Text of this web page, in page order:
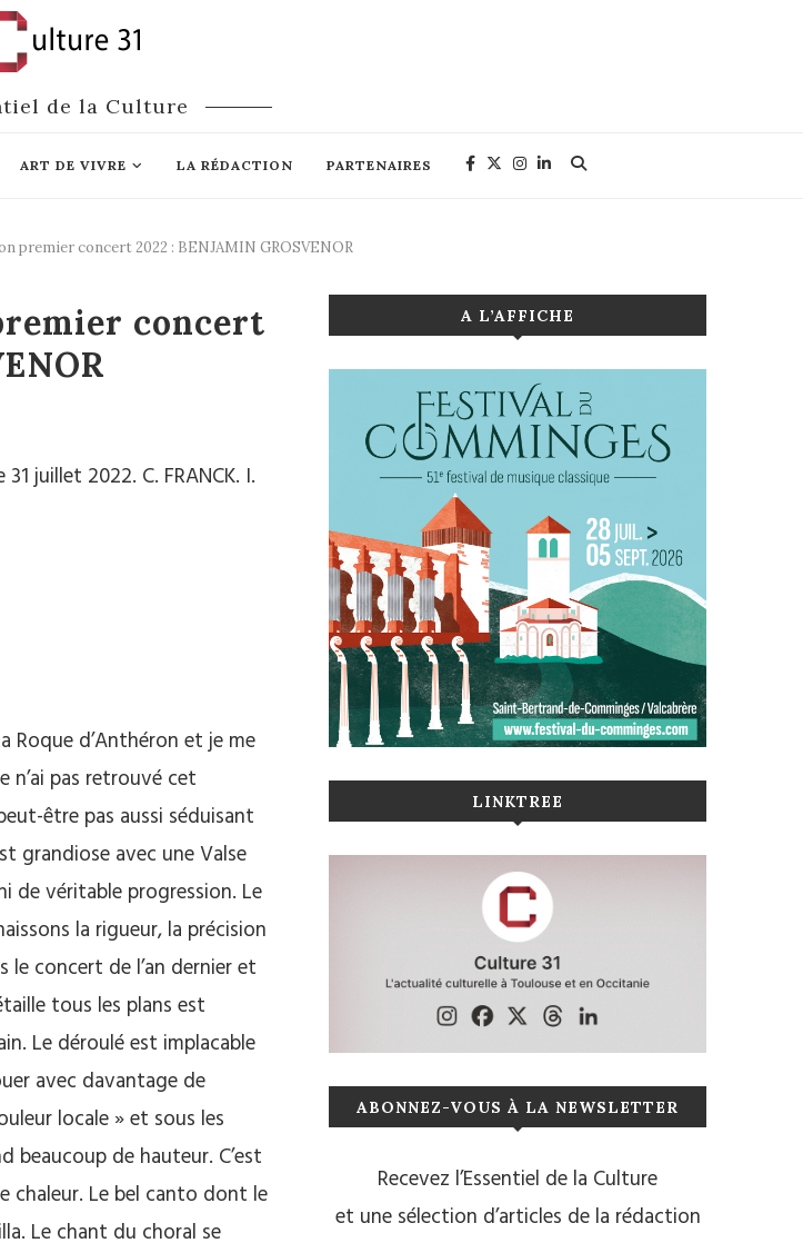
de la Culture
ART DE VIVRE LA RÉDACTION PARTENAIRES
premier concert 2022 : BENJAMIN GROSVENOR
concert
juillet 2022. C. FRANCK. I.
Roque d’Anthéron et je me
n’ai pas retrouvé cet
être pas aussi séduisant
grandiose avec une Valse
de véritable progression. Le
la rigueur, la précision
concert de l’an dernier et
tous les plans est
Le déroulé est implacable
avec davantage de
locale » et sous les
beaucoup de hauteur. C’est
chaleur. Le bel canto dont le
Le chant du choral se
A L’AFFICHE
LINKTREE
ABONNEZ-VOUS À LA NEWSLETTER
Recevez l’Essentiel de la Culture
et une sélection d’articles de la rédaction